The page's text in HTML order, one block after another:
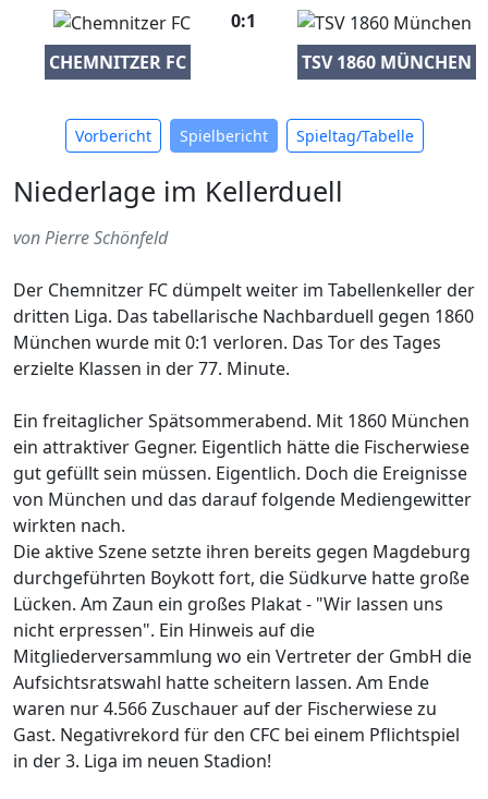
CHEMNITZER FC
0:1
TSV 1860 MÜNCHEN
Vorbericht Spielbericht Spieltag/Tabelle
Niederlage im Kellerduell
von Pierre Schönfeld
Der Chemnitzer FC dümpelt weiter im Tabellenkeller der
dritten Liga. Das tabellarische Nachbarduell gegen 1860
München wurde mit 0:1 verloren. Das Tor des Tages
erzielte Klassen in der 77. Minute.
Ein freitaglicher Spätsommerabend. Mit 1860 München
ein attraktiver Gegner. Eigentlich hätte die Fischerwiese
gut gefüllt sein müssen. Eigentlich. Doch die Ereignisse
von München und das darauf folgende Mediengewitter
wirkten nach.
Die aktive Szene setzte ihren bereits gegen Magdeburg
durchgeführten Boykott fort, die Südkurve hatte große
Lücken. Am Zaun ein großes Plakat - "Wir lassen uns
nicht erpressen". Ein Hinweis auf die
Mitgliederversammlung wo ein Vertreter der GmbH die
Aufsichtsratswahl hatte scheitern lassen. Am Ende
waren nur 4.566 Zuschauer auf der Fischerwiese zu
Gast. Negativrekord für den CFC bei einem Pflichtspiel
in der 3. Liga im neuen Stadion!